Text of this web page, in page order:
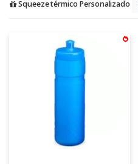
Squeeze térmico Personalizado